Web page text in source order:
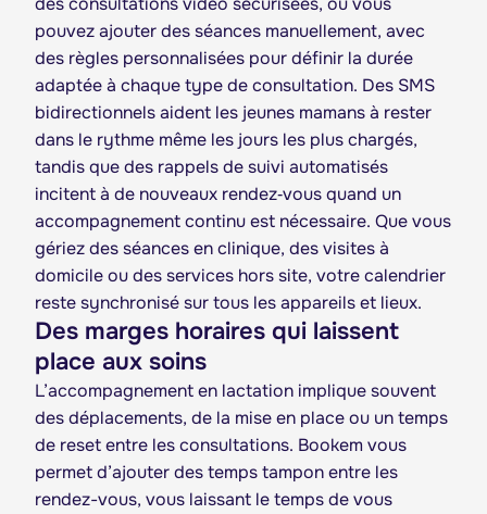
pouvez ajouter des séances manuellement, avec
des règles personnalisées pour définir la durée
adaptée à chaque type de consultation. Des SMS
bidirectionnels aident les jeunes mamans à rester
dans le rythme même les jours les plus chargés,
tandis que des rappels de suivi automatisés
incitent à de nouveaux rendez‑vous quand un
accompagnement continu est nécessaire. Que vous
gériez des séances en clinique, des visites à
domicile ou des services hors site, votre calendrier
reste synchronisé sur tous les appareils et lieux.
Des marges horaires qui laissent
place aux soins
L’accompagnement en lactation implique souvent
des déplacements, de la mise en place ou un temps
de reset entre les consultations. Bookem vous
permet d’ajouter des temps tampon entre les
rendez-vous, vous laissant le temps de vous